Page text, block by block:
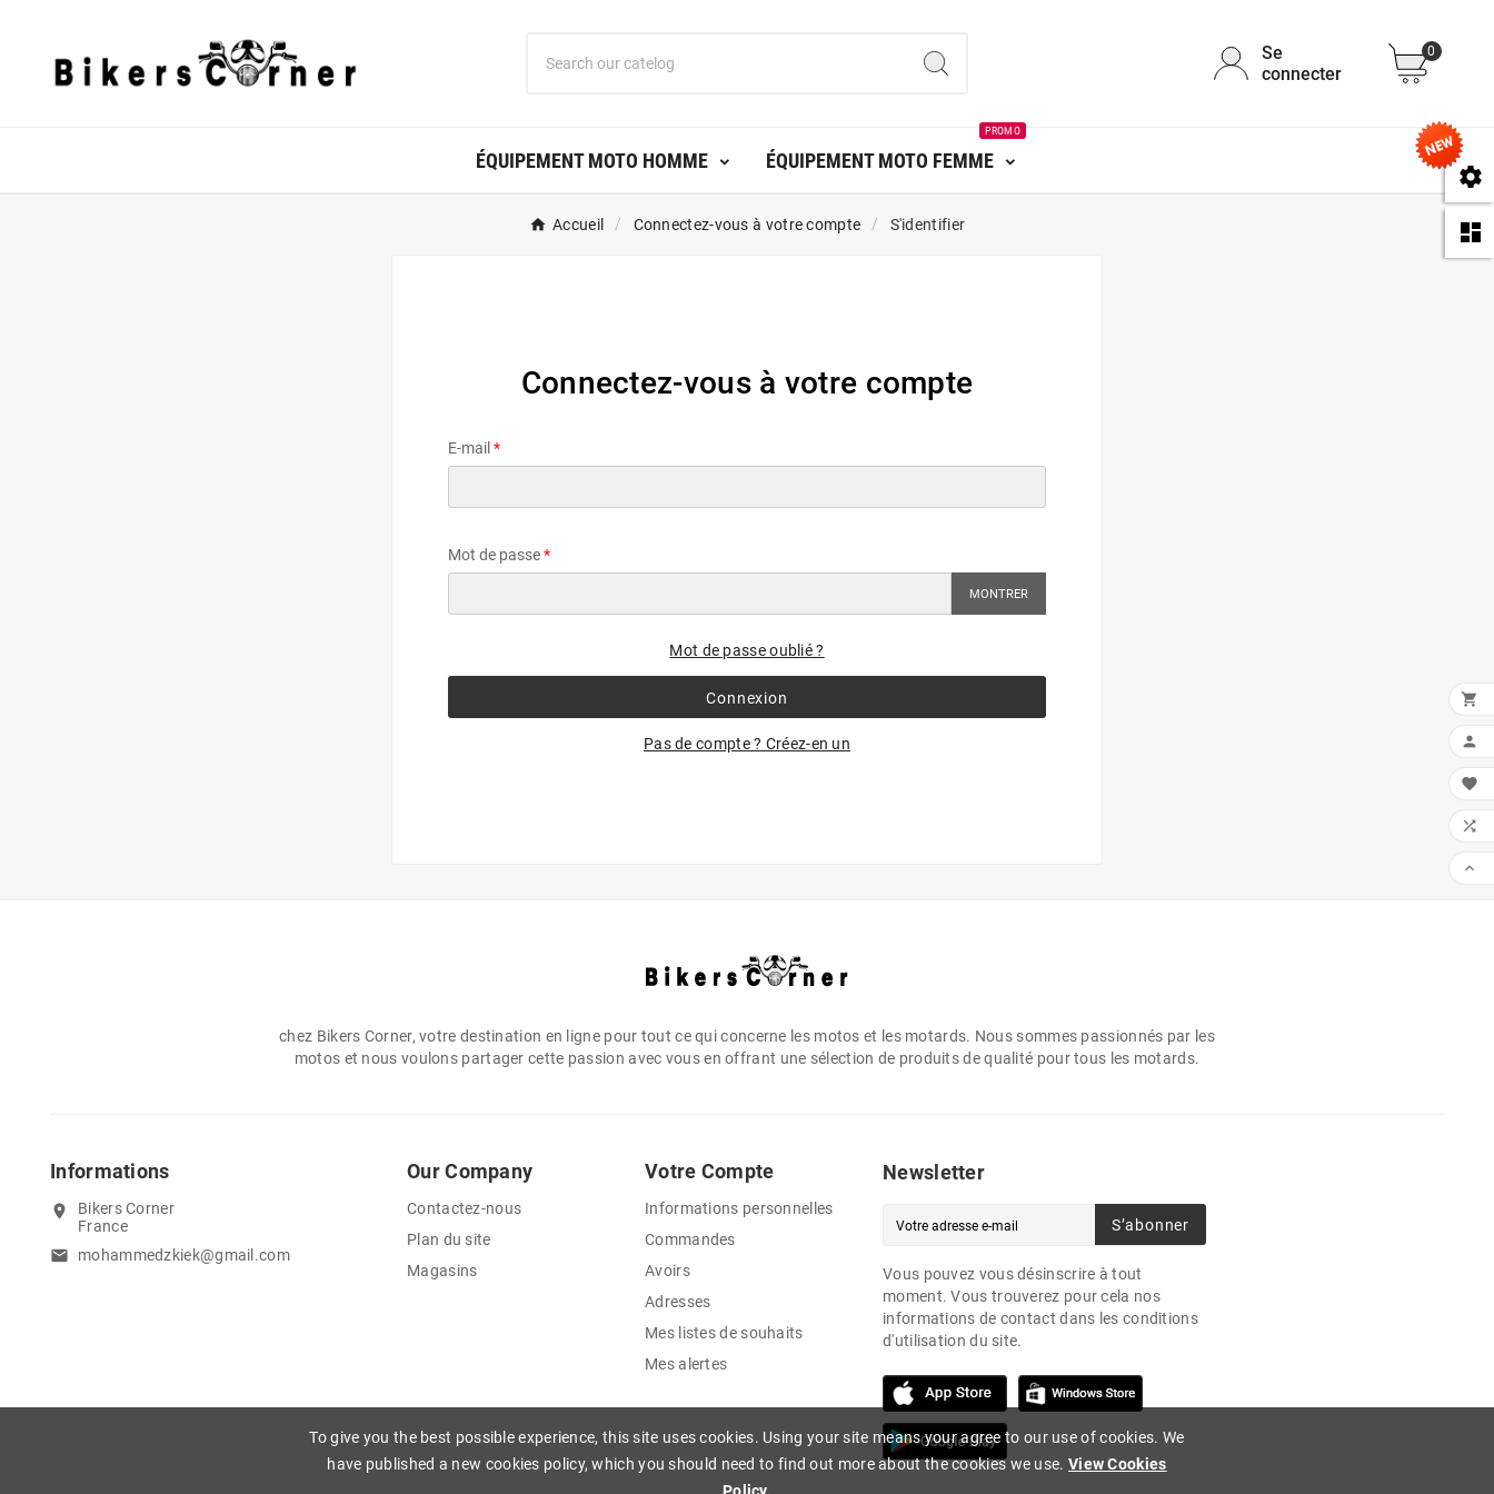


To give you the best possible experience, this site uses cookies. Using your site means your agree to our use of cookies. We
have published a new cookies policy, which you should need to find out more about the cookies we use. View Cookies
Se
connecter
0
ÉQUIPEMENT MOTO HOMME ÉQUIPEMENT MOTO FEMME
PROMO
Accueil Connectez-vous à votre compte S'identifier
Connectez-vous à votre compte
E-mail
Mot de passe
MONTRER
Mot de passe oublié ?
Connexion
Pas de compte ? Créez-en un
chez Bikers Corner, votre destination en ligne pour tout ce qui concerne les motos et les motards. Nous sommes passionnés par les
motos et nous voulons partager cette passion avec vous en offrant une sélection de produits de qualité pour tous les motards.
Informations
location_on
Bikers Corner
France
email mohammedzkiek@gmail.com
Our Company
Contactez-nous
Plan du site
Magasins
Votre Compte
Informations personnelles
Commandes
Avoirs
Adresses
Mes listes de souhaits
Mes alertes
Newsletter
S’abonner
Vous pouvez vous désinscrire à tout
moment. Vous trouverez pour cela nos
informations de contact dans les conditions
d'utilisation du site.




